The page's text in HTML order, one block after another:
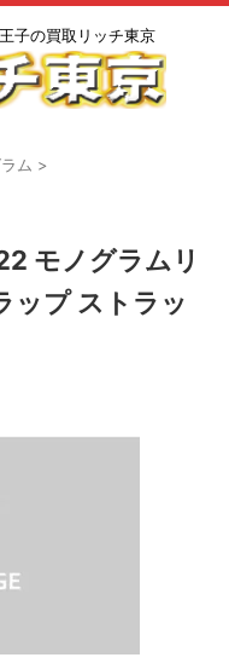
子の買取リッチ東京
ム >
モノグラムリ
ップ ストラッ